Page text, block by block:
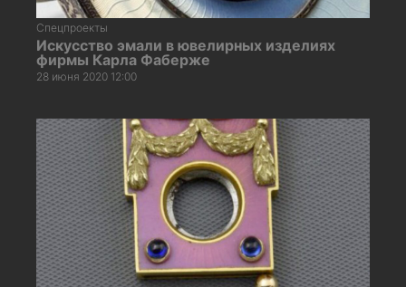
Спецпроекты
Искусство эмали в ювелирных изделиях
фирмы Карла Фаберже
28 июня 2020 12:00